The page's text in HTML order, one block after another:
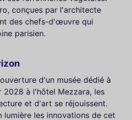
conçues par l'architecte
des chefs-d'œuvre qui
parisien.
d'un musée dédié à
2028 à l'hôtel Mezzara, les
et d'art se réjouissent.
lumière les innovations de cet